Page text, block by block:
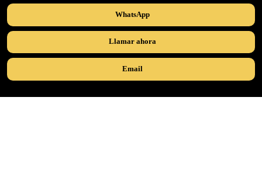
WhatsApp
Llamar ahora
Email